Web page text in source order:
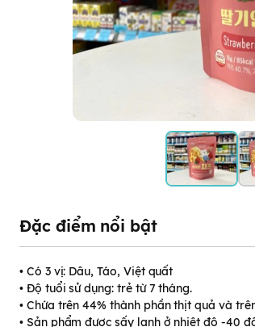
Đặc điểm nổi bật
• Có 3 vị: Dâu, Táo, Việt quất
• Độ tuổi sử dụng: trẻ từ 7 tháng.
• Chứa trên 44% thành phần thịt quả và
• Sản phẩm được sấy lạnh ở nhiệt độ -40